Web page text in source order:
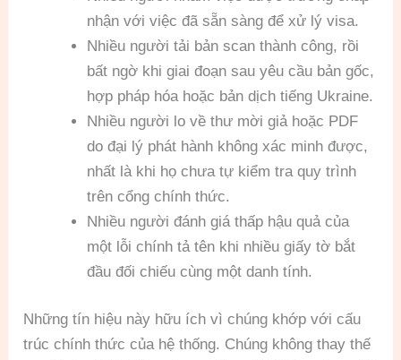
nhận với việc đã sẵn sàng để xử lý visa.
Nhiều người tải bản scan thành công, rồi
bất ngờ khi giai đoạn sau yêu cầu bản gốc,
hợp pháp hóa hoặc bản dịch tiếng Ukraine.
Nhiều người lo về thư mời giả hoặc PDF
do đại lý phát hành không xác minh được,
nhất là khi họ chưa tự kiểm tra quy trình
trên cổng chính thức.
Nhiều người đánh giá thấp hậu quả của
một lỗi chính tả tên khi nhiều giấy tờ bắt
đầu đối chiếu cùng một danh tính.
Những tín hiệu này hữu ích vì chúng khớp với cấu
trúc chính thức của hệ thống. Chúng không thay thế